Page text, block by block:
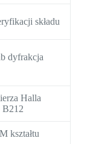
składu
dyfrakcja
Halla
B212
kształtu